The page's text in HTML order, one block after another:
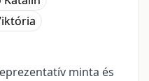
minta és